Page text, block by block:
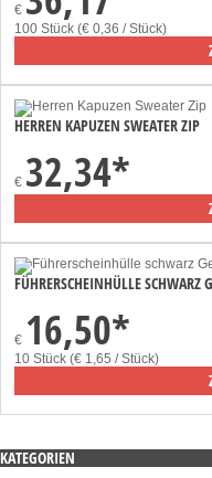
€
100 Stück (€ 0,36 / Stück)
HERREN KAPUZEN SWEATER ZIP
€ 32,34*
FÜHRERSCHEINHÜLLE SCHWARZ
€ 16,50*
10 Stück (€ 1,65 / Stück)
KATEGORIEN